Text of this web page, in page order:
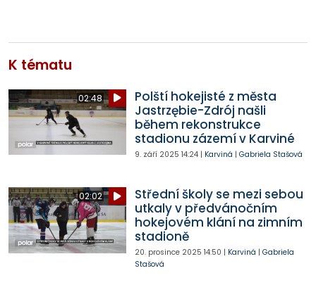
K tématu
02:48
Polští hokejisté z města
Jastrzębie-Zdrój našli
během rekonstrukce
stadionu zázemí v Karviné
9. září 2025 14:24| Karviná | Gabriela Stašová
02:02
Střední školy se mezi sebou
utkaly v předvánočním
hokejovém klání na zimním
stadioně
20. prosince 2025 14:50 | Karviná | Gabriela
Stašová